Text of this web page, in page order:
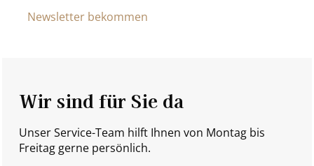
Newsletter bekommen
Wir sind für Sie da
Unser Service-Team hilft Ihnen von Montag bis
Freitag gerne persönlich.